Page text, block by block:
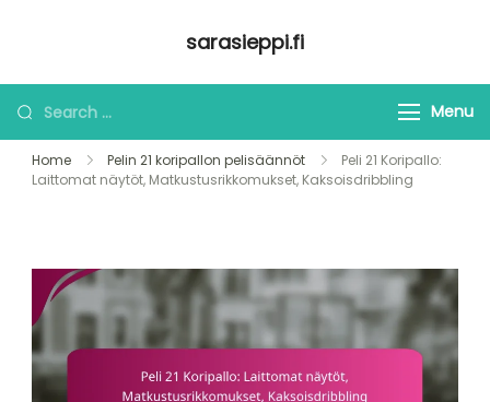
sarasieppi.fi
Looking
for
Something?
Menu
Home Pelin 21 koripallon pelisäännöt
Peli 21 Koripallo:
Laittomat näytöt, Matkustusrikkomukset, Kaksoisdribbling